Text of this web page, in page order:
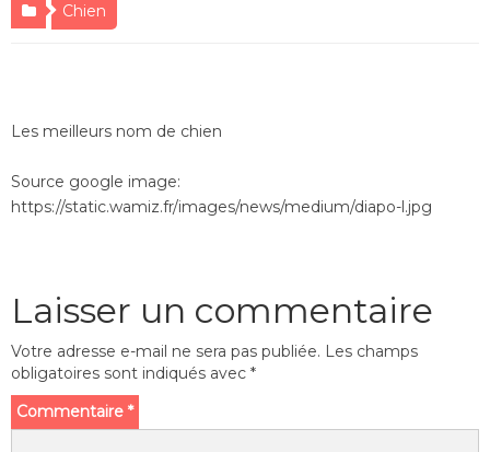
Chien
Les meilleurs nom de chien
Source google image:
https://static.wamiz.fr/images/news/medium/diapo-l.jpg
Laisser un commentaire
Votre adresse e-mail ne sera pas publiée. Les champs
obligatoires sont indiqués avec *
Commentaire *